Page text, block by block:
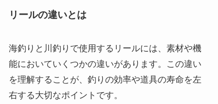
リールの違いとは
海釣りと川釣りで使用するリールには、素材や機
能においていくつかの違いがあります。この違い
を理解することが、釣りの効率や道具の寿命を左
右する大切なポイントです。